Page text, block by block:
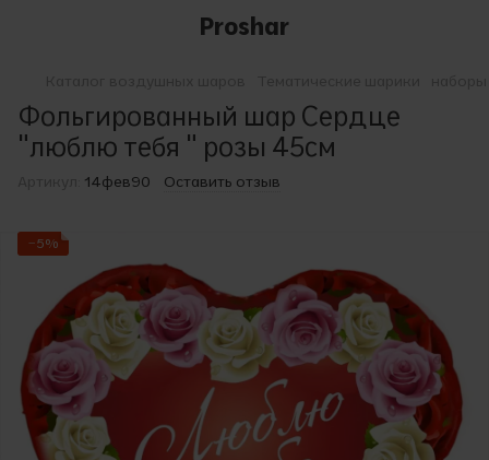
Proshar
Фольгированный шар Сердце
"люблю тебя " розы 45см
14фев90 Оставить отзыв
−5%